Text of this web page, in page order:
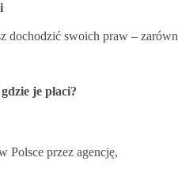
dochodzić swoich praw –
je płaci?
Polsce przez agencję,